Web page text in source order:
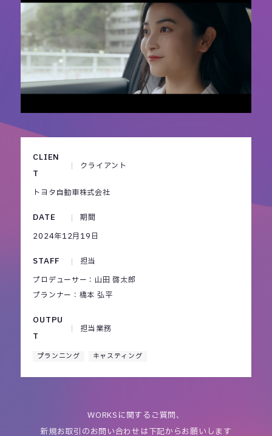
CLIEN
T
クライアント
トヨタ自動車株式会社
DATE
期間
2024年12月19日
STAFF
担当
プロデューサー：山田 啓太郎
プランナー：橋本 弘平
OUTPU
T
担当業務
プランニング キャスティング
WORKSに関するご質問、
新規お取引のお問い合わせは下記からお願いします